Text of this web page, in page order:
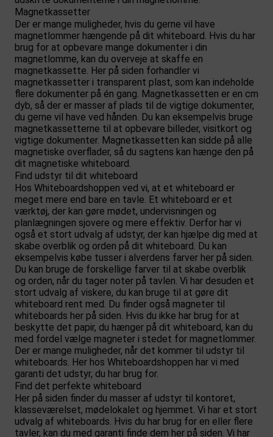
Magnetkassetter
Der er mange muligheder, hvis du gerne vil have
magnetlommer hængende på dit whiteboard. Hvis du har
brug for at opbevare mange dokumenter i din
magnetlomme, kan du overveje at skaffe en
magnetkassette. Her på siden forhandler vi
magnetkassetter i transparent plast, som kan indeholde
flere dokumenter på én gang. Magnetkassetten er en cm
dyb, så der er masser af plads til de vigtige dokumenter,
du gerne vil have ved hånden. Du kan eksempelvis bruge
magnetkassetterne til at opbevare billeder, visitkort og
vigtige dokumenter. Magnetkassetten kan sidde på alle
magnetiske overflader, så du sagtens kan hænge den på
dit magnetiske whiteboard.
Find udstyr til dit whiteboard
Hos Whiteboardshoppen ved vi, at et whiteboard er
meget mere end bare en tavle. Et whiteboard er et
værktøj, der kan gøre mødet, undervisningen og
planlægningen sjovere og mere effektiv. Derfor har vi
også et stort udvalg af udstyr, der kan hjælpe dig med at
skabe overblik og orden på dit whiteboard. Du kan
eksempelvis købe tusser i alverdens farver her på siden.
Du kan bruge de forskellige farver til at skabe overblik
og orden, når du tager noter på tavlen. Vi har desuden et
stort udvalg af viskere, du kan bruge til at gøre dit
whiteboard rent med. Du finder også magneter til
whiteboards her på siden. Hvis du ikke har brug for at
beskytte det papir, du hænger på dit whiteboard, kan du
med fordel vælge magneter i stedet for magnetlommer.
Der er mange muligheder, når det kommer til udstyr til
whiteboards. Her hos Whiteboardshoppen har vi med
garanti det udstyr, du har brug for.
Find det perfekte whiteboard
Her på siden finder du masser af udstyr til kontoret,
klasseværelset, mødelokalet og hjemmet. Vi har et stort
udvalg af whiteboards. Hvis du har brug for en eller flere
tavler, kan du med garanti finde dem her på siden. Vi har